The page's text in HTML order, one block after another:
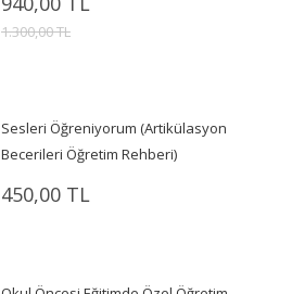
1.300,00 TL
Sesleri Öğreniyorum (Artikülasyon
Becerileri Öğretim Rehberi)
450,00 TL